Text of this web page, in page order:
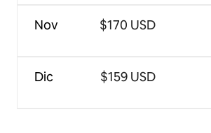
Nov
Dic
$170 USD
$159 USD